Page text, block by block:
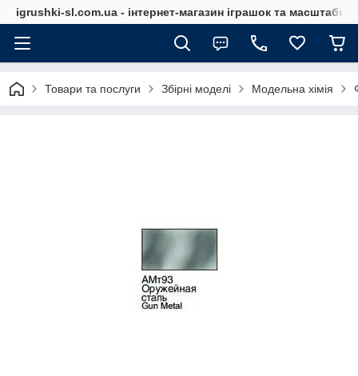
igrushki-sl.com.ua - інтернет-магазин іграшок та
Товари та послуги Збірні моделі Модельна хімія